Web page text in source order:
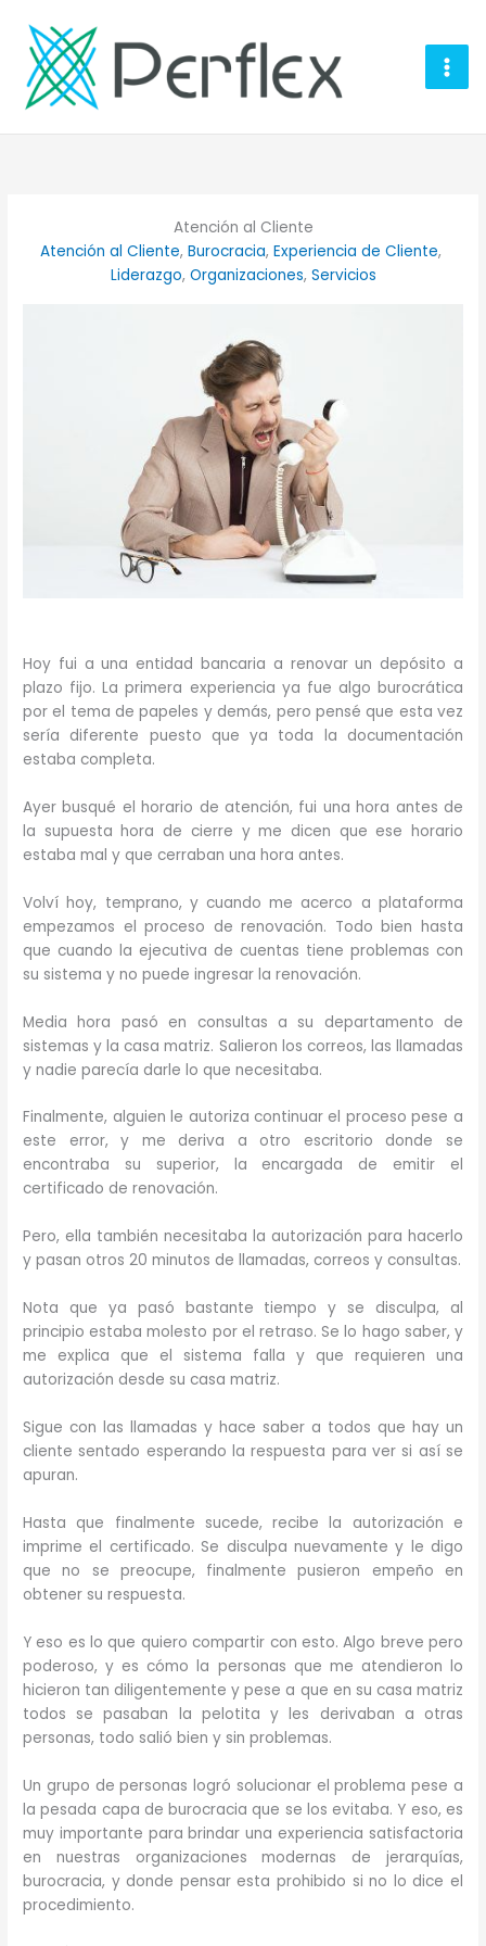
contenido
Atención al Cliente
Atención al Cliente, Burocracia, Experiencia de Cliente
Liderazgo, Organizaciones, Servicios
Hoy fui a una entidad bancaria a renovar un depósito a
plazo fijo. La primera experiencia ya fue algo burocrática
por el tema de papeles y demás, pero pensé que esta vez
sería diferente puesto que ya toda la documentación
estaba completa.
Ayer busqué el horario de atención, fui una hora antes de
la supuesta hora de cierre y me dicen que ese horario
estaba mal y que cerraban una hora antes.
Volví hoy, temprano, y cuando me acerco a plataforma
empezamos el proceso de renovación. Todo bien hasta
que cuando la ejecutiva de cuentas tiene problemas con
su sistema y no puede ingresar la renovación.
Media hora pasó en consultas a su departamento de
sistemas y la casa matriz. Salieron los correos, las llamadas
y nadie parecía darle lo que necesitaba.
Finalmente, alguien le autoriza continuar el proceso pese a
este error, y me deriva a otro escritorio donde se
encontraba su superior, la encargada de emitir el
certificado de renovación.
Pero, ella también necesitaba la autorización para hacerlo
y pasan otros 20 minutos de llamadas, correos y consultas.
Nota que ya pasó bastante tiempo y se disculpa, al
principio estaba molesto por el retraso. Se lo hago saber, y
me explica que el sistema falla y que requieren una
autorización desde su casa matriz.
Sigue con las llamadas y hace saber a todos que hay un
cliente sentado esperando la respuesta para ver si así se
apuran.
Hasta que finalmente sucede, recibe la autorización e
imprime el certificado. Se disculpa nuevamente y le digo
que no se preocupe, finalmente pusieron empeño en
obtener su respuesta.
Y eso es lo que quiero compartir con esto. Algo breve pero
poderoso, y es cómo la personas que me atendieron lo
hicieron tan diligentemente y pese a que en su casa matriz
todos se pasaban la pelotita y les derivaban a otras
personas, todo salió bien y sin problemas.
Un grupo de personas logró solucionar el problema pese a
la pesada capa de burocracia que se los evitaba. Y eso, es
muy importante para brindar una experiencia satisfactoria
en nuestras organizaciones modernas de jerarquías,
burocracia, y donde pensar esta prohibido si no lo dice el
procedimiento.